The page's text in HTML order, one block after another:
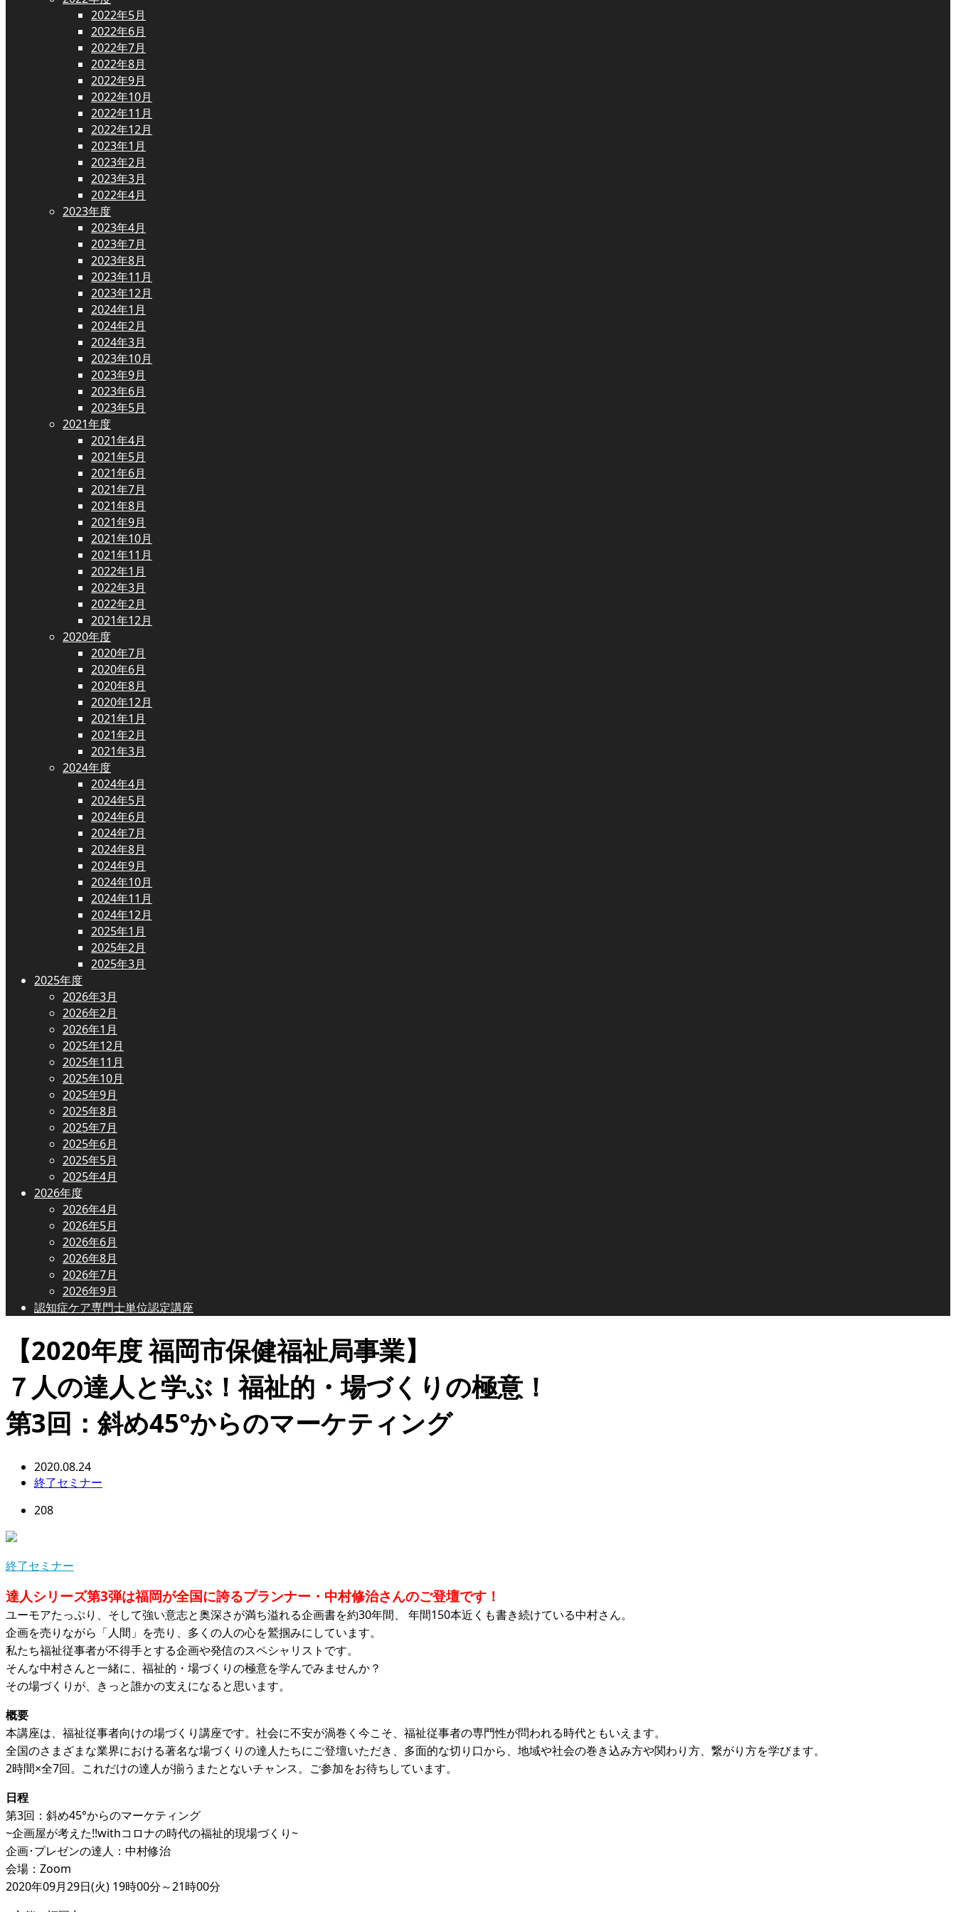
2022年5月
2022年6月
2022年7月
2022年8月
2022年9月
2022年10月
2022年11月
2022年12月
2023年1月
2023年2月
2023年3月
2022年4月
2023年度
2023年4月
2023年7月
2023年8月
2023年11月
2023年12月
2024年1月
2024年2月
2024年3月
2023年10月
2023年9月
2023年6月
2023年5月
2021年度
2021年4月
2021年5月
2021年6月
2021年7月
2021年8月
2021年9月
2021年10月
2021年11月
2022年1月
2022年3月
2022年2月
2021年12月
2020年度
2020年7月
2020年6月
2020年8月
2020年12月
2021年1月
2021年2月
2021年3月
2024年度
2024年4月
2024年5月
2024年6月
2024年7月
2024年8月
2024年9月
2024年10月
2024年11月
2024年12月
2025年1月
2025年2月
2025年3月
2025年度
2026年3月
2026年2月
2026年1月
2025年12月
2025年11月
2025年10月
2025年9月
2025年8月
2025年7月
2025年6月
2025年5月
2025年4月
2026年度
2026年4月
2026年5月
2026年6月
2026年8月
2026年7月
2026年9月
認知症ケア専門士単位認定講座
【2020年度 福岡市保健福祉局事業】
７人の達人と学ぶ！福祉的・場づくりの極意！
第3回：斜め45°からのマーケティング
2020.08.24
終了セミナー
208
終了セミナー
達人シリーズ第3弾は福岡が全国に誇るプランナー・中村修治さんのご登壇です！
ユーモアたっぷり、そして強い意志と奥深さが満ち溢れる企画書を約30年間、 年間150本近くも書き続けている中村さん。
企画を売りながら「人間」を売り、多くの人の心を鷲掴みにしています。
私たち福祉従事者が不得手とする企画や発信のスペシャリストです。
そんな中村さんと一緒に、福祉的・場づくりの極意を学んでみませんか？
その場づくりが、きっと誰かの支えになると思います。
概要
本講座は、福祉従事者向けの場づくり講座です。社会に不安が渦巻く今こそ、福祉従事者の専門性が問われる時代ともいえます。
全国のさまざまな業界における著名な場づくりの達人たちにご登壇いただき、多面的な切り口から、地域や社会の巻き込み方や関わり方、繋がり方を学びます。
2時間×全7回。これだけの達人が揃うまたとないチャンス。ご参加をお待ちしています。
日程
第3回：斜め45°からのマーケティング
~企画屋が考えた!!withコロナの時代の福祉的現場づくり~
企画･プレゼンの達人：中村修治
会場：Zoom
2020年09月29日(火) 19時00分～21時00分